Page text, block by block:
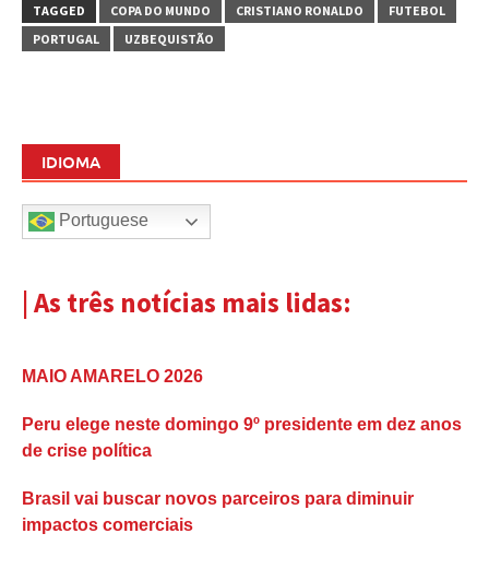
TAGGED
COPA DO MUNDO CRISTIANO RONALDO
FUTEBOL
PORTUGAL
UZBEQUISTÃO
IDIOMA
Portuguese
| As três notícias mais lidas:
MAIO AMARELO 2026
Peru elege neste domingo 9º presidente em dez anos
de crise política
Brasil vai buscar novos parceiros para diminuir
impactos comerciais